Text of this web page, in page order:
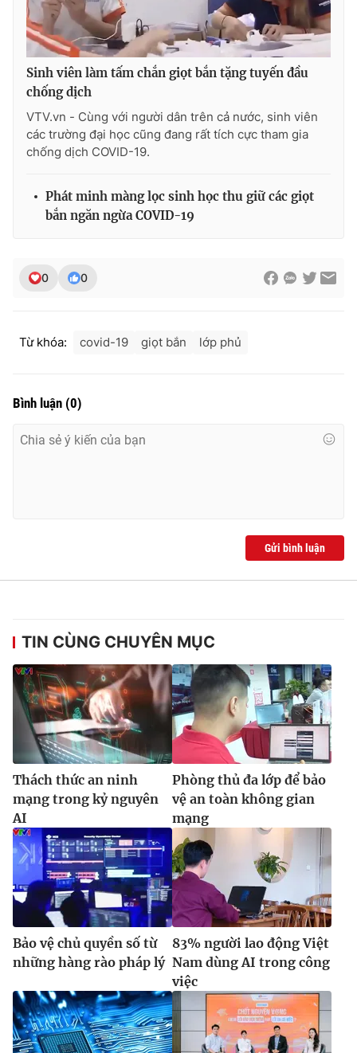
Ðiện thoại Thời báo VTV:
024.66 897 897
Email:toasoan@vtv.vn
Liên hệ quảng cáo:024-7300.7108
® Cấm sao chép dưới mọi hình thức nếu không có sự chấp
Sinh viên làm tấm chắn giọt bắn tặng tuyến đầu
chống dịch
VTV.vn - Cùng với người dân trên cả nước, sinh viên
các trường đại học cũng đang rất tích cực tham gia
chống dịch COVID-19.
Phát minh màng lọc sinh học thu giữ các giọt
bắn ngăn ngừa COVID-19
0 0
Từ khóa: covid-19 giọt bắn lớp phủ
Bình luận (0)
Gửi bình luận
TIN CÙNG CHUYÊN MỤC
Thách thức an ninh
mạng trong kỷ nguyên
AI
Phòng thủ đa lớp để bảo
vệ an toàn không gian
mạng
Bảo vệ chủ quyền số từ
những hàng rào pháp lý
83% người lao động Việt
Nam dùng AI trong công
việc